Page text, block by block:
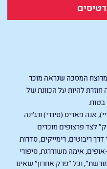
המסכה שנראה מוכר
להיות על הכוונת של
אנה פאריס (סינדי) ורג'ינה
לצד פרצופים מוכרים
ריבוטים, רימייקים, סדרות
אימה משודרגת, סיפורי
וכל "פרק אחרון" שאינו